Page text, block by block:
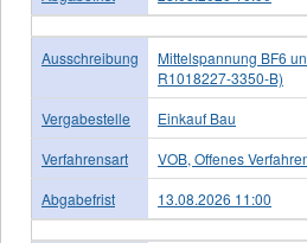
Ausschreibung
Mittelspannung BF6
R1018227-3350-B)
Vergabestelle
Einkauf Bau
Verfahrensart
VOB, Offenes
Abgabefrist
13.08.2026 11:00